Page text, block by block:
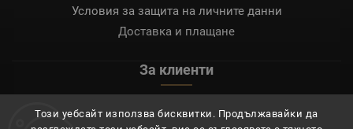
Този уебсайт използва бисквитки. Продължавайки да
Условия за защита на личните данни
Доставка и плащане
За клиенти
Регистрация